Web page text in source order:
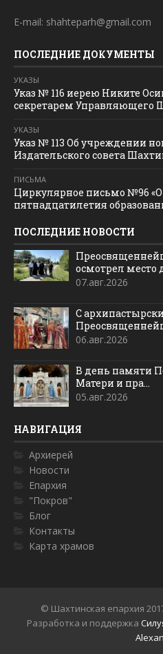
E-mail: shahteparh@gmail.com
ПОСЛЕДНИЕ ДОКУМЕНТЫ
УКАЗЫ
Указ № 116 иерею Никите
секретарем Управляющего
УКАЗЫ
Указ № 113 Об учреждении
Издательского совета
ПИСЬМА
Циркулярное письмо №96
пятнадцатилетия
ПОСЛЕДНИЕ НОВОСТИ
осмотрел место
07.авг.2026
С
06.авг.2026
В день памяти
Матери и пра...
05.авг.2026
НАВИГАЦИЯ
Архиерей
Новости
Епархия
"Покров"
Блог
Контакты
Карта храмов
© Шахтинская епархия
Разработка и поддержка